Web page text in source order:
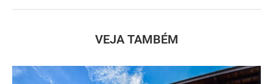
VEJA TAMBÉM